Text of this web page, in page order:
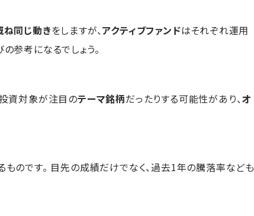
ね同じ動きをしますが、アクティブファンドはそれぞれ運用
参考になるでしょう。
資対象が注目のテーマ銘柄だったりする可能性があり、オ
のです。 目先の成績だけでなく、過去1年の騰落率なども